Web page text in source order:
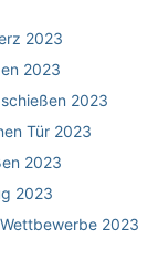
2023
2023
2023
Tür 2023
2023
2023
2023